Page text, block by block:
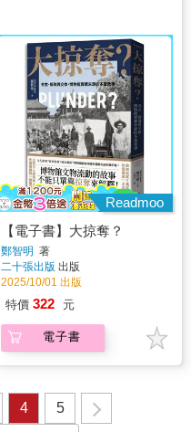
Readmoo
【電子書】大掠奪？
鄭智明 著
二十張出版 出版
2025/10/01 出版
特價 322 元
電子書
4 5